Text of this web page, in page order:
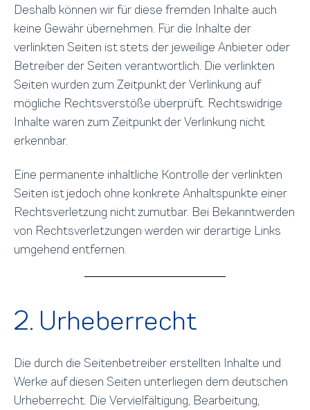
Deshalb können wir für diese fremden Inhalte auch
keine Gewähr übernehmen. Für die Inhalte der
verlinkten Seiten ist stets der jeweilige Anbieter oder
Betreiber der Seiten verantwortlich. Die verlinkten
Seiten wurden zum Zeitpunkt der Verlinkung auf
mögliche Rechtsverstöße überprüft. Rechtswidrige
Inhalte waren zum Zeitpunkt der Verlinkung nicht
erkennbar.
Eine permanente inhaltliche Kontrolle der verlinkten
Seiten ist jedoch ohne konkrete Anhaltspunkte einer
Rechtsverletzung nicht zumutbar. Bei Bekanntwerden
von Rechtsverletzungen werden wir derartige Links
umgehend entfernen.
2. Urheberrecht
Die durch die Seitenbetreiber erstellten Inhalte und
Werke auf diesen Seiten unterliegen dem deutschen
Urheberrecht. Die Vervielfältigung, Bearbeitung,